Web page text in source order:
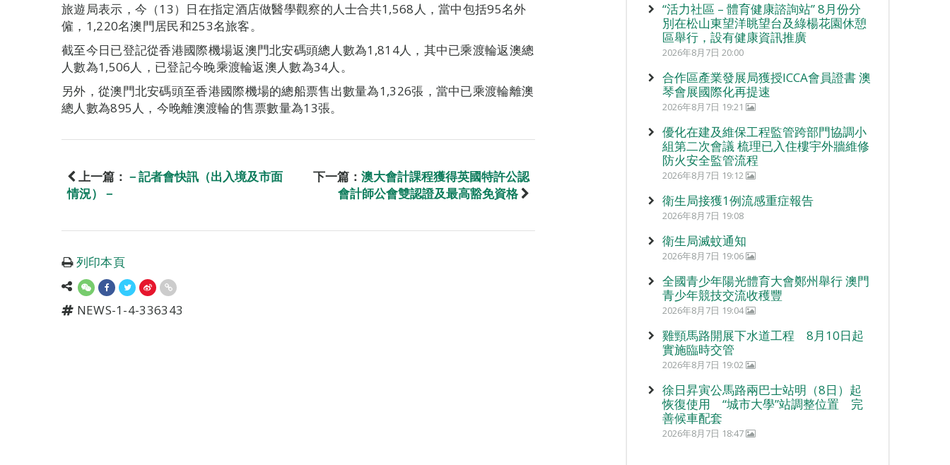
旅遊局表示，今（13）日在指定酒店做醫學觀察的人士合共1,568人，當中包括95名外
僱，1,220名澳門居民和253名旅客。
截至今日已登記從香港國際機場返澳門北安碼頭總人數為1,814人，其中已乘渡輪返澳總
人數為1,506人，已登記今晚乘渡輪返澳人數為34人。
另外，從澳門北安碼頭至香港國際機場的總船票售出數量為1,326張，當中已乘渡輪離澳
總人數為895人，今晚離澳渡輪的售票數量為13張。
上一篇： －記者會快訊（出入境及市面
情況）－
下一篇： 澳大會計課程獲得英國特許公認
會計師公會雙認證及最高豁免資格
列印本頁
NEWS-1-4-336343
“活力社區 – 體育健康諮詢站” 8月份分
別在松山東望洋眺望台及綠楊花園休憩
區舉行，設有健康資訊推廣
2026年8月7日 20:00
合作區產業發展局獲授ICCA會員證書 澳
琴會展國際化再提速
2026年8月7日 19:21
優化在建及維保工程監管跨部門協調小
組第二次會議 梳理已入住樓宇外牆維修
防火安全監管流程
2026年8月7日 19:12
衛生局接獲1例流感重症報告
2026年8月7日 19:08
衛生局滅蚊通知
2026年8月7日 19:06
全國青少年陽光體育大會鄭州舉行 澳門
青少年競技交流收穫豐
2026年8月7日 19:04
雞頸馬路開展下水道工程 8月10日起
實施臨時交管
2026年8月7日 19:02
徐日昇寅公馬路兩巴士站明（8日）起
恢復使用 “城市大學”站調整位置 完
善候車配套
2026年8月7日 18:47